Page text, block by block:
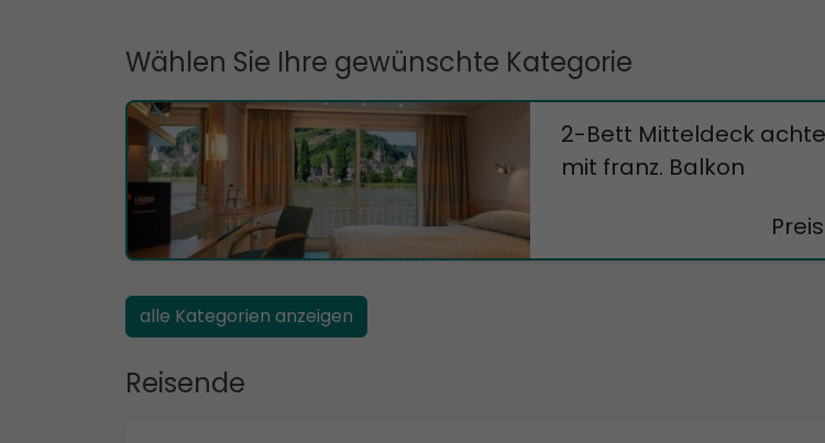
Wählen Sie Ihre gewünschte Kategorie
2-Bett Mitteldeck
mit franz. Balkon
alle Kategorien anzeigen
Reisende